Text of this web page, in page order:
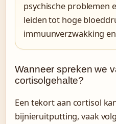
psychische problemen
leiden tot hoge
immuunverzwakking
Wanneer spreken we
cortisolgehalte?
Een tekort aan cortisol
bijnieruitputting, vaak